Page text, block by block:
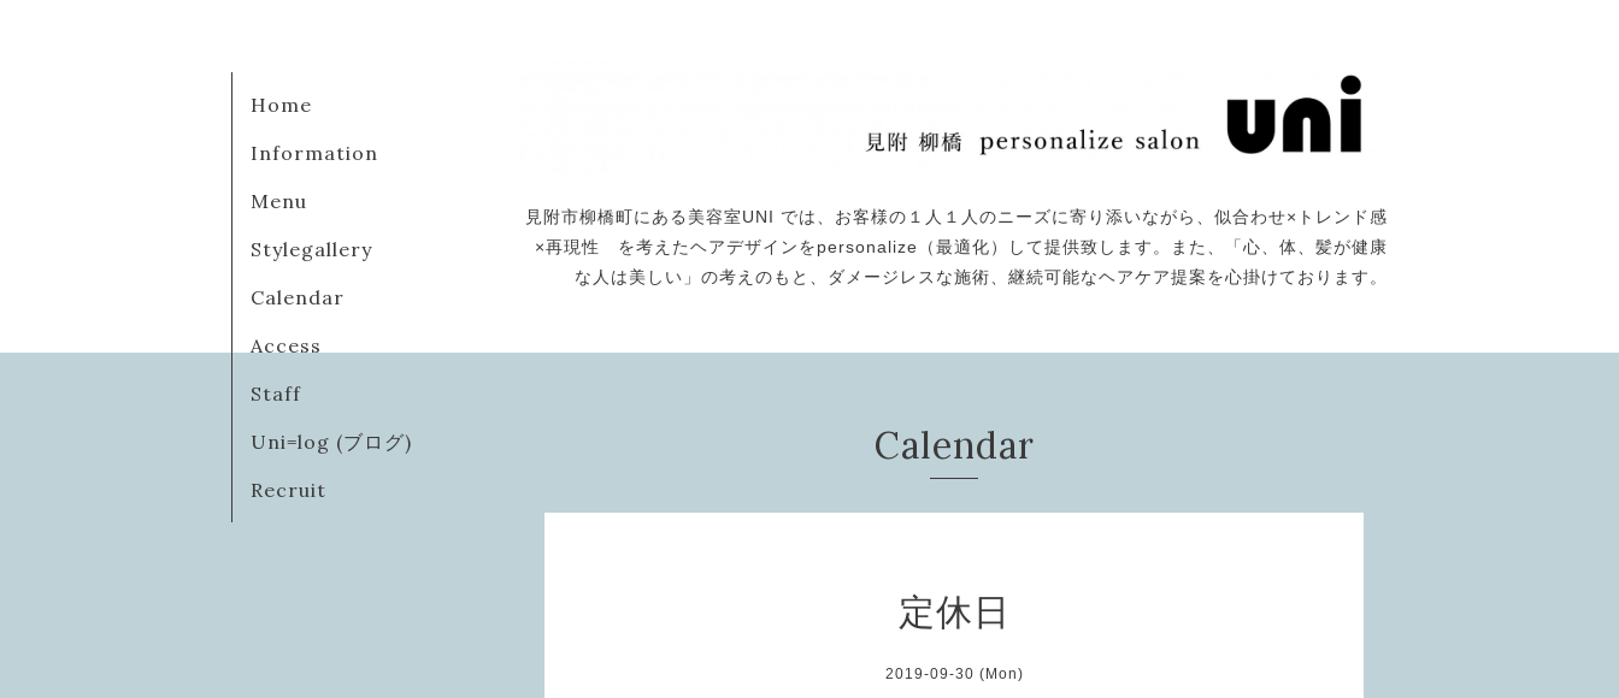
見附市柳橋町にある美容室UNI では、お客様の１人１人のニーズに寄り添いながら、似合わせ×トレンド感
×再現性 を考えたヘアデザインをpersonalize（最適化）して提供致します。また、「心、体、髪が健康
な人は美しい」の考えのもと、ダメージレスな施術、継続可能なヘアケア提案を心掛けております。
Home
Information
Menu
Stylegallery
Calendar
Access
Staff
Uni=log (ブログ)
Recruit
Calendar
定休日
2019-09-30 (Mon)